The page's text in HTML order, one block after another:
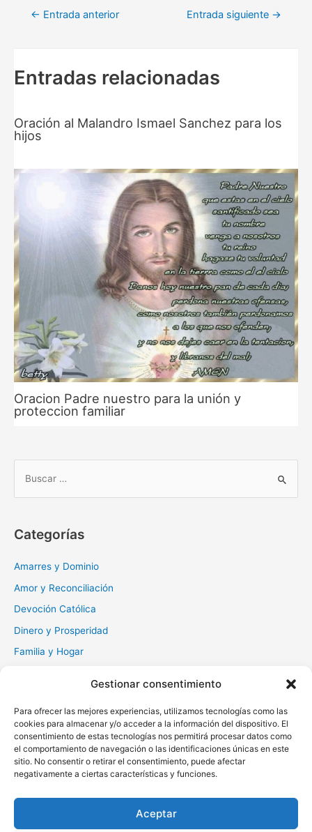
Gestionar consentimiento
Para ofrecer las mejores experiencias, utilizamos tecnologías como las
cookies para almacenar y/o acceder a la información del dispositivo. El
consentimiento de estas tecnologías nos permitirá procesar datos como
el comportamiento de navegación o las identificaciones únicas en este
sitio. No consentir o retirar el consentimiento, puede afectar
negativamente a ciertas características y funciones.
Aceptar
Navegación
← Entrada anterior Entrada siguiente →
Entradas relacionadas
Oración al Malandro Ismael Sanchez para los
hijos
Oracion Padre nuestro para la unión y
proteccion familiar
r
Categorías
Amarres y Dominio
Amor y Reconciliación
Devoción Católica
Dinero y Prosperidad
Familia y Hogar
Muerte y Difuntos
Oraciones Diarias
Otras
Protección y Liberación
Salud y Sanación